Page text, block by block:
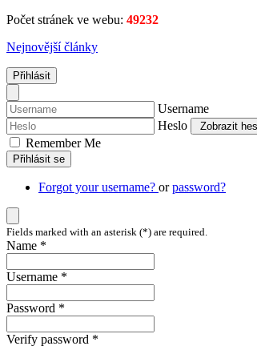
Počet stránek ve webu: 49232
Nejnovější články
Přihlásit
Username
Heslo
Zobrazit
Remember Me
Přihlásit se
Forgot your username? orpassword?
Fields marked with an asterisk (*) are required.
Name *
Username *
Password *
Verify password *